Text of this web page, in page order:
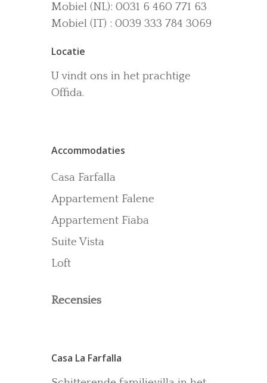
Mobiel (NL): 0031 6 460 771 63
Mobiel (IT) : 0039 333 784 3069
Locatie
U vindt ons in het prachtige
Offida.
Accommodaties
Casa Farfalla
Appartement Falene
Appartement Fiaba
Suite Vista
Loft
Recensies
Casa La Farfalla
Het zwembad
Omgeving